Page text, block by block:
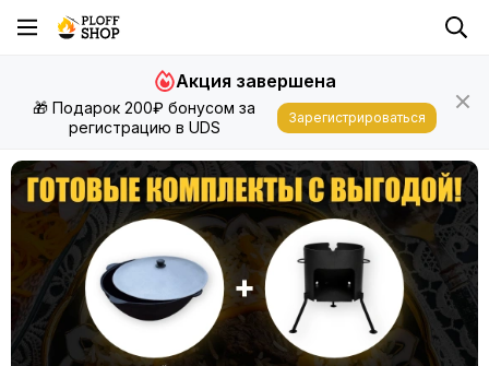
🎁 Подарок 200₽ бонусом за
регистрацию в UDS
Акция завершена
Зарегистрироваться